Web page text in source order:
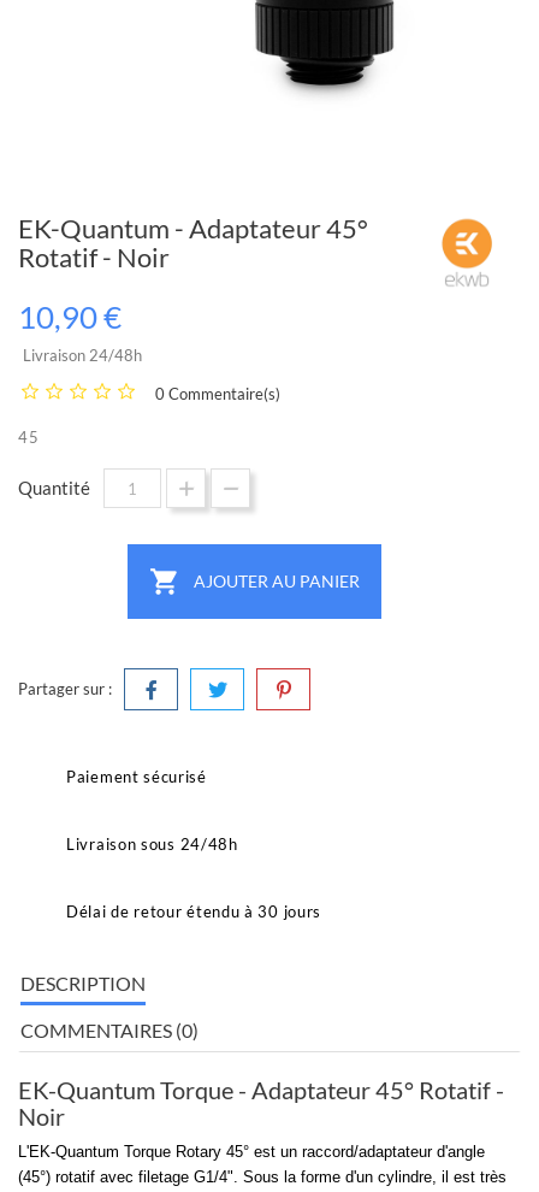
EK-Quantum - Adaptateur 45°
Rotatif - Noir
10,90 €
Livraison 24/48h
0 Commentaire(s)
45
Quantité
 AJOUTER AU PANIER
Partager sur :
Paiement sécurisé
Livraison sous 24/48h
Délai de retour étendu à 30 jours
DESCRIPTION
COMMENTAIRES (0)
EK-Quantum Torque - Adaptateur 45° Rotatif -
Noir
L'EK-Quantum Torque Rotary 45° est un raccord/adaptateur d'angle
(45°) rotatif avec filetage G1/4". Sous la forme d'un cylindre, il est très